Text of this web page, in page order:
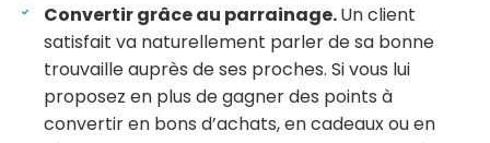
Convertir grâce au parrainage.Un client
satisfait va naturellement parler de sa bonne
trouvaille auprès de ses proches. Si vous lui
proposez en plus de gagner des points à
convertir en bons d’achats, en cadeaux ou en